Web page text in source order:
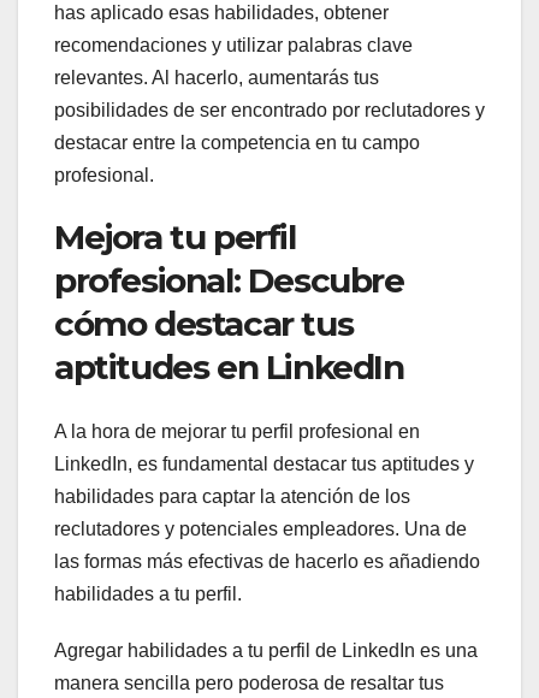
has aplicado esas habilidades, obtener
recomendaciones y utilizar palabras clave
relevantes. Al hacerlo, aumentarás tus
posibilidades de ser encontrado por reclutadores y
destacar entre la competencia en tu campo
profesional.
Mejora tu perfil
profesional: Descubre
cómo destacar tus
aptitudes en LinkedIn
A la hora de mejorar tu perfil profesional en
LinkedIn, es fundamental destacar tus aptitudes y
habilidades para captar la atención de los
reclutadores y potenciales empleadores. Una de
las formas más efectivas de hacerlo es añadiendo
habilidades a tu perfil.
Agregar habilidades a tu perfil de LinkedIn es una
manera sencilla pero poderosa de resaltar tus